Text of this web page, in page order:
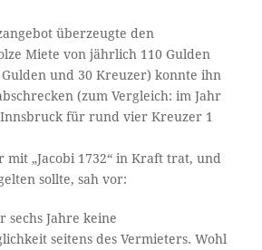
überzeugte den
Miete von jährlich 110 Gulden
und 30 Kreuzer) konnte ihn
(zum Vergleich: im Jahr
für rund vier Kreuzer 1
„Jacobi 1732“ in Kraft trat, und
sollte, sah vor:
sechs Jahre keine
seitens des Vermieters. Wohl